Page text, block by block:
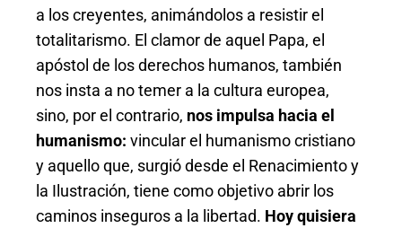
a los creyentes, animándolos a resistir el
totalitarismo. El clamor de aquel Papa, el
apóstol de los derechos humanos, también
nos insta a no temer a la cultura europea,
sino, por el contrario, nos impulsa hacia el
humanismo: vincular el humanismo cristiano
y aquello que, surgió desde el Renacimiento y
la Ilustración, tiene como objetivo abrir los
caminos inseguros a la libertad. Hoy quisiera